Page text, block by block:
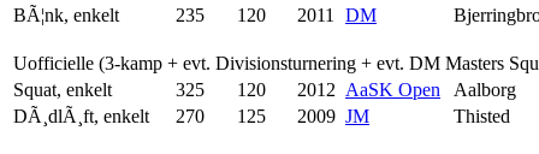
BÃ¦nk, enkelt
235 120 2011 DM
Uofficielle (3-kamp + evt. Divisionsturnering + evt. DM Masters
Squat, enkelt
325 120 2012 AaSK Open
Aalborg
DÃ¸dlÃ¸ft, enkelt
270 125 2009 JM Thisted